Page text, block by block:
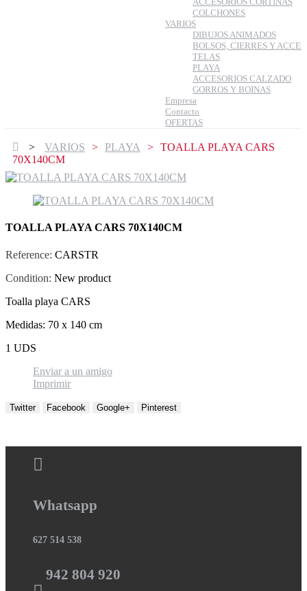
COLCHONES
VARIOS
DIBUJOS ANIMADOS
BOLSOS, CIERRES Y
TELAS
PLAYA
ACCESORIOS CALZADO
GORROS Y BOINAS
Empresa
Contacto
OFERTAS
> VARIOS > PLAYA > TOALLA PLAYA CARS
70X140CM
TOALLA PLAYA CARS 70X140CM
Reference: CARSTR
Condition: New product
Toalla playa CARS
Medidas: 70 x 140 cm
1 UDS
Enviar a un amigo
Imprimir
Twitter Facebook Google+ Pinterest
Whatsapp
627 514 538
942 804 920